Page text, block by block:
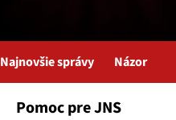
Najnovšie správy Názor
Pomoc pre JNS